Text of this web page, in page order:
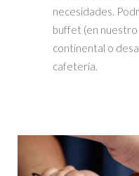
necesidades.
buffet (en
continental o
cafetería.